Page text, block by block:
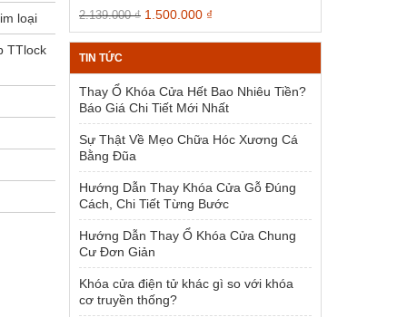
loại
TTlock
2.139.000₫ Giá
gốc
là:
1.500.000 ₫
hiện
tại
1.500.000 ₫.
TIN TỨC
Thay Ổ Khóa Cửa Hết Bao Nhiêu Tiền?
Báo Giá Chi Tiết Mới Nhất
Sự Thật Về Mẹo Chữa Hóc Xương Cá
Bằng Đũa
Hướng Dẫn Thay Khóa Cửa Gỗ Đúng
Cách, Chi Tiết Từng Bước
Hướng Dẫn Thay Ổ Khóa Cửa Chung
Cư Đơn Giản
Khóa cửa điện tử khác gì so với khóa
cơ truyền thống?